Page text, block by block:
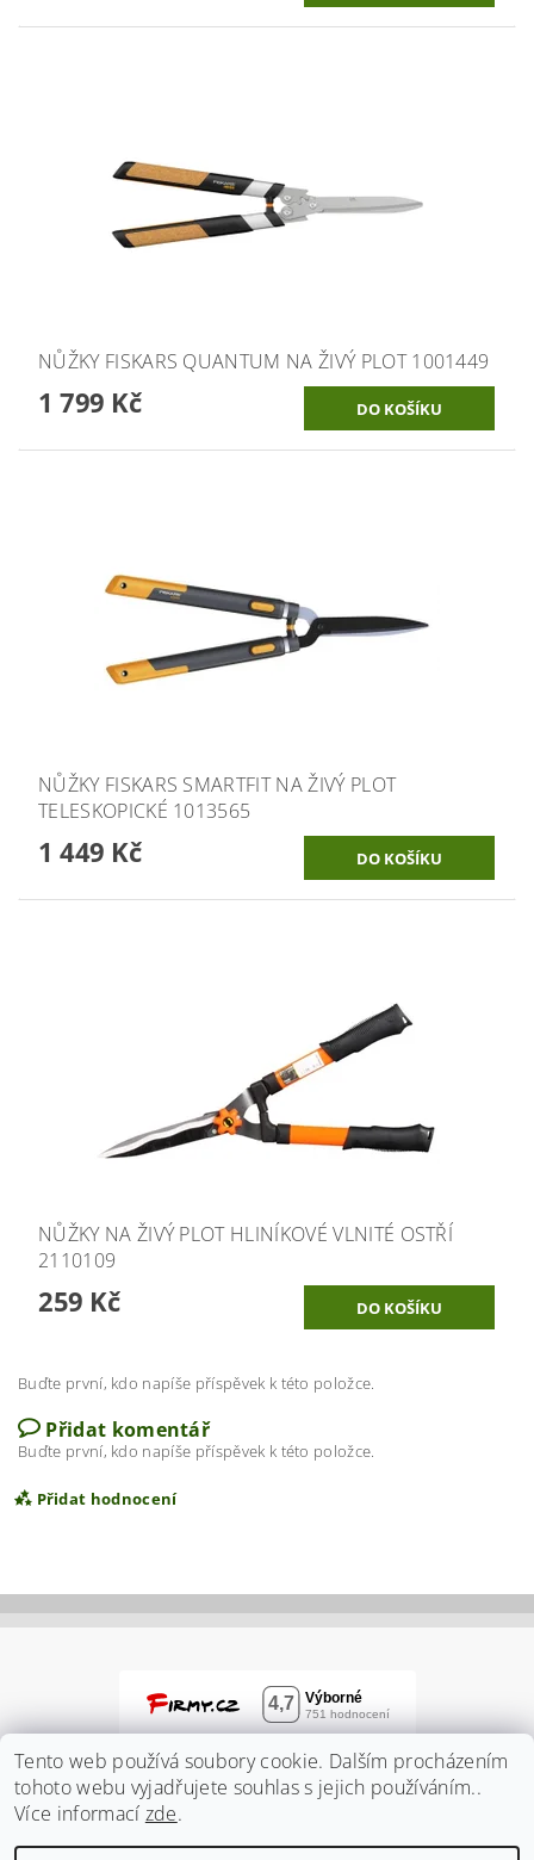
NŮŽKY FISKARS QUANTUM NA ŽIVÝ PLOT 1001449
1 799 Kč
NŮŽKY FISKARS SMARTFIT NA ŽIVÝ PLOT
TELESKOPICKÉ 1013565
1 449 Kč
NŮŽKY NA ŽIVÝ PLOT HLINÍKOVÉ VLNITÉ OSTŘÍ
2110109
259 Kč
Buďte první, kdo napíše příspěvek k této položce.
Přidat komentář
Buďte první, kdo napíše příspěvek k této položce.
Přidat hodnocení
Tento web používá soubory cookie. Dalším procházením
tohoto webu vyjadřujete souhlas s jejich používáním..
Více informací zde.